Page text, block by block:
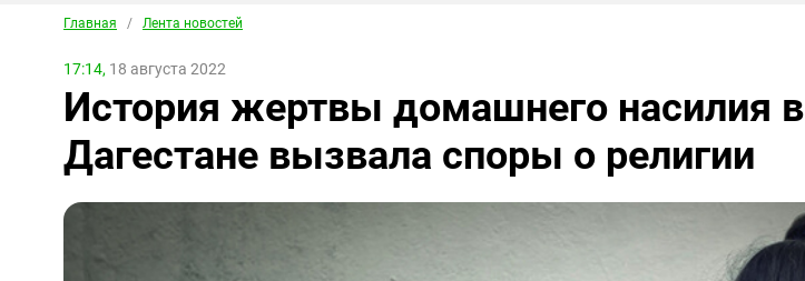
Главная / Лента новостей
17:14, 18 августа 2022
История жертвы домашнего насилия в
Дагестане вызвала споры о религии